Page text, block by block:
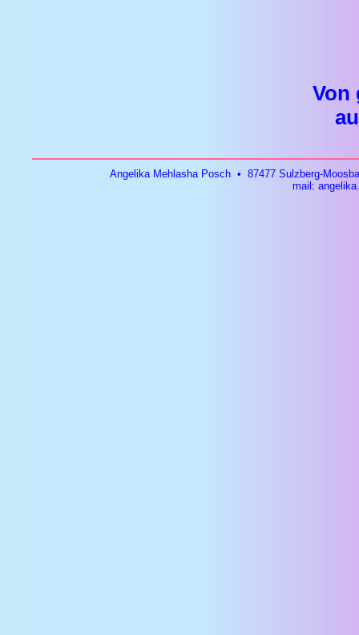
Von
Angelika Mehlasha Posch • 87477 Sulzberg-
mail: